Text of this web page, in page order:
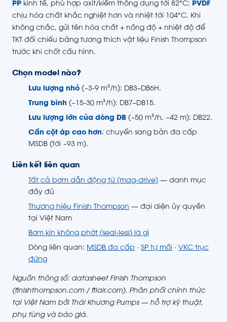
PP kinh tế, phù hợp axit/kiềm thông dụng tới 82°C; PVDF
chịu hóa chất khắc nghiệt hơn và nhiệt tới 104°C. Khi
không chắc, gửi tên hóa chất + nồng độ + nhiệt độ để
TKT đối chiếu bảng tương thích vật liệu Finish Thompson
trước khi chốt cấu hình.
Chọn model nào?
Lưu lượng nhỏ (~3-9 m³/h): DB3–DB6H.
Trung bình (~15-30 m³/h): DB7–DB15.
Lưu lượng lớn của dòng DB (~50 m³/h, ~42 m): DB22.
Cần cột áp cao hơn: chuyển sang bản đa cấp
MSDB (tới ~93 m).
Liên kết liên quan
Tất cả bơm dẫn động từ (mag-drive) — danh mục
đầy đủ
Thương hiệu Finish Thompson — đại diện ủy quyền
tại Việt Nam
Bơm kín không phớt (seal-less) là gì
Dòng liên quan: MSDB đa cấp · SP tự mồi · VKC trục
đứng
Nguồn thông số: datasheet Finish Thompson
(finishthompson.com / ftiair.com). Phân phối chính thức
tại Việt Nam bởi Thái Khương Pumps — hỗ trợ kỹ thuật,
phụ tùng và báo giá.